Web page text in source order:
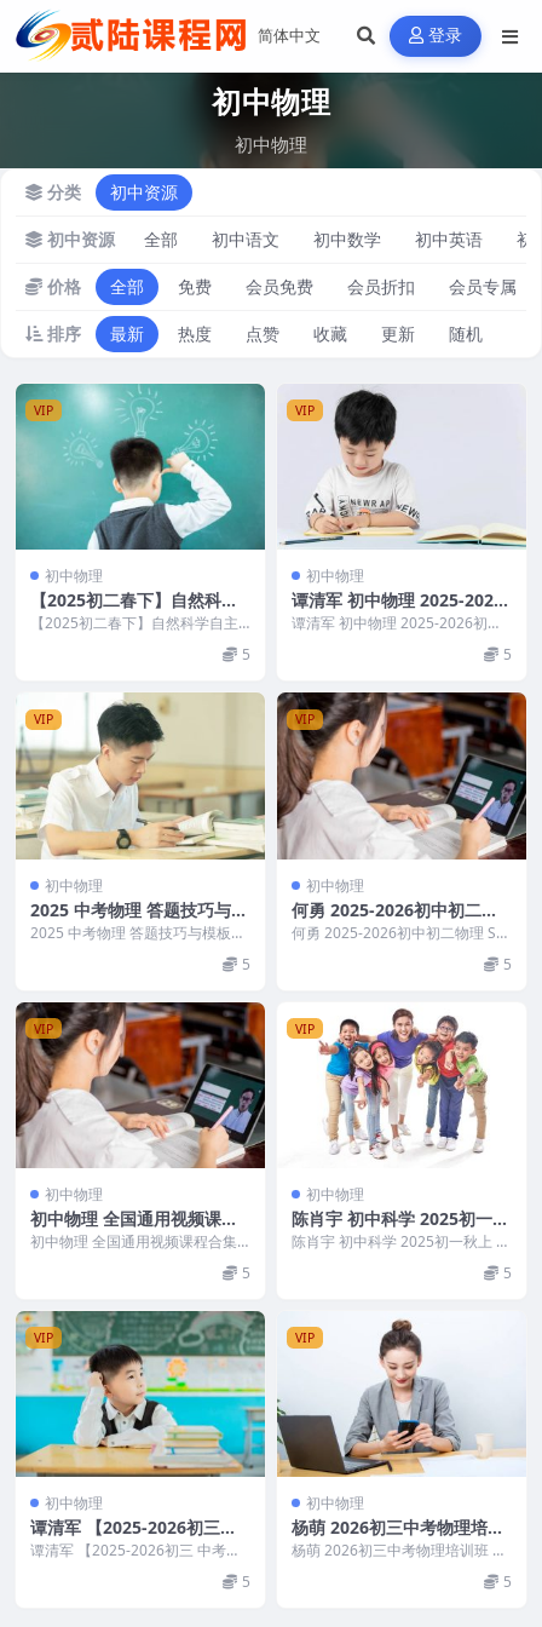
登录
初中物理
初中物理
分类 初中资源
初中资源 全部 初中语文 初中数学 初中英语 初
价格 全部 免费 会员免费 会员折扣 会员专属
排序 最新 热度 点赞 收藏 更新 随机
VIP
初中物理
【2025初二春下】自然科学
自主学习TY·A+
【2025初二春下】自然科学自主
学习TY·A+ 目录： ├─01.世上最深
5
VIP
初中物理
谭清军 初中物理 2025-2026
初三中考物理 A+班秋下
谭清军 初中物理 2025-2026初三
中考物理 A+班秋下 目录： 01.电
5
VIP
初中物理
2025 中考物理 答题技巧与模
板构建
2025 中考物理 答题技巧与模板构
建 目录： 专题01声与光四类重点
5
VIP
初中物理
何勇 2025-2026初中初二物
理 S班 秋下
何勇 2025-2026初中初二物理 S班
秋下 目录： 01．【冲顶核心】汽
5
VIP
初中物理
初中物理 全国通用视频课程
合集
初中物理 全国通用视频课程合集
目录： │ ├─资料 │ │ 3课堂笔记
5
VIP
初中物理
陈肖宇 初中科学 2025初一秋
上 基础科学自主学习·TY
陈肖宇 初中科学 2025初一秋上 基
础科学自主学习·TY 目录： 01_解
5
VIP
初中物理
谭清军 【2025-2026初三中
考物理 秋上】自然科学自主
谭清军 【2025-2026初三 中考物
理 秋上】自然科学自主学习·TY·A+
5
VIP
初中物理
杨萌 2026初三中考物理培训
班 秋上·全国版·S
杨萌 2026初三中考物理培训班 秋
上·全国版·S 目录： 1.初中产品功
5